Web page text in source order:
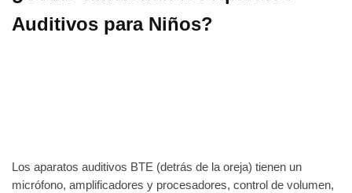
Auditivos para Niños?
Los aparatos auditivos BTE (detrás de la oreja) tienen un
micrófono, amplificadores y procesadores, control de volumen,